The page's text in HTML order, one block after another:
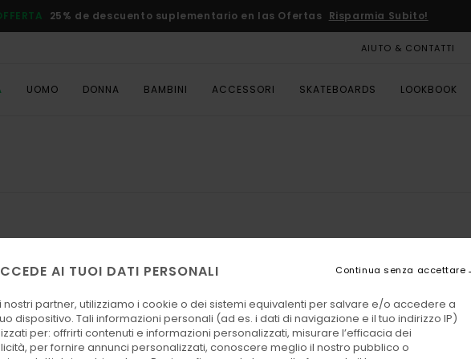
25% de descuento suplementario en las Ofertas Risparmia Subito!
AIUTO & CONTATTI
UOMO DONNA BAMBINI ACCESSORI SKATEBOARDS LOOKBOOK
AI TUOI DATI PERSONALI
partner, utilizziamo i cookie o dei sistemi equivalenti per salvare e/o accedere a
dispositivo. Tali informazioni personali (ad es. i dati di navigazione e il tuo indirizzo IP)
per: offrirti contenuti e informazioni personalizzati, misurare l’efficacia dei
per fornire annunci personalizzati, conoscere meglio il nostro pubblico o
Continua senza accettare